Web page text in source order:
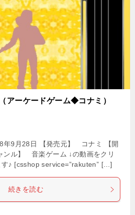
アーケードゲーム◆コナミ）
年9月28日 【発売元】 コナミ 【開
ル】 音楽ゲーム ↓の動画をクリ
す♪ [csshop service=”rakuten” […]
続きを読む